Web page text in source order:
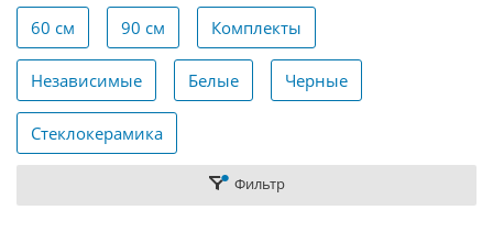
60 см 90 см Комплекты
Независимые Белые Черные
Стеклокерамика
Фильтр